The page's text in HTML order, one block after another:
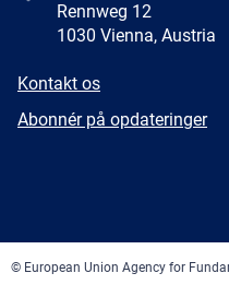
Rennweg 12
1030 Vienna, Austria
E-
Kontakt os
Newsletter
Abonnér på opdateringer
© European Union Agency for